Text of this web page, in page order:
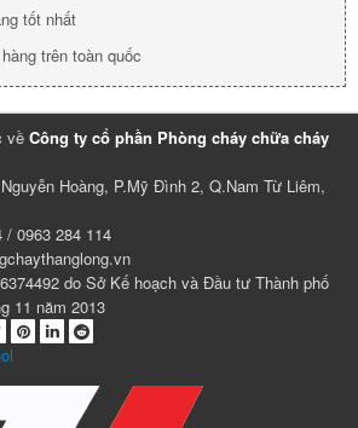
tốt nhất
trên toàn quốc
về Công ty cổ phần Phòng cháy chữa cháy
Hoàng, P.Mỹ Đình 2, Q.Nam Từ Liêm,
/ 0963 284 114
do Sở Kế hoạch và Đầu tư Thành phố
11 năm 2013